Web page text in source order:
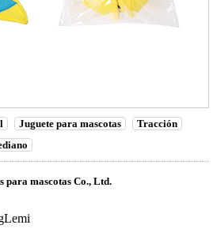
Juguete para mascotas
Tracción
para mascotas Co., Ltd.